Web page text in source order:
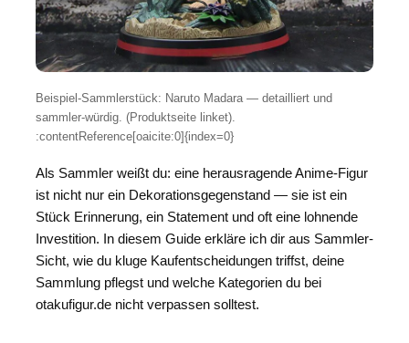
Beispiel-Sammlerstück: Naruto Madara — detailliert und
sammler-würdig. (Produktseite linket).
:contentReference[oaicite:0]{index=0}
Als Sammler weißt du: eine herausragende Anime-Figur
ist nicht nur ein Dekorationsgegenstand — sie ist ein
Stück Erinnerung, ein Statement und oft eine lohnende
Investition. In diesem Guide erkläre ich dir aus Sammler-
Sicht, wie du kluge Kaufentscheidungen triffst, deine
Sammlung pflegst und welche Kategorien du bei
otakufigur.de nicht verpassen solltest.